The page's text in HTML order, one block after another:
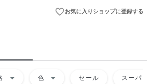
favorite_borderお気に入りショップに登録する
arrow_drop_down 色 arrow_drop_down セール スーパ